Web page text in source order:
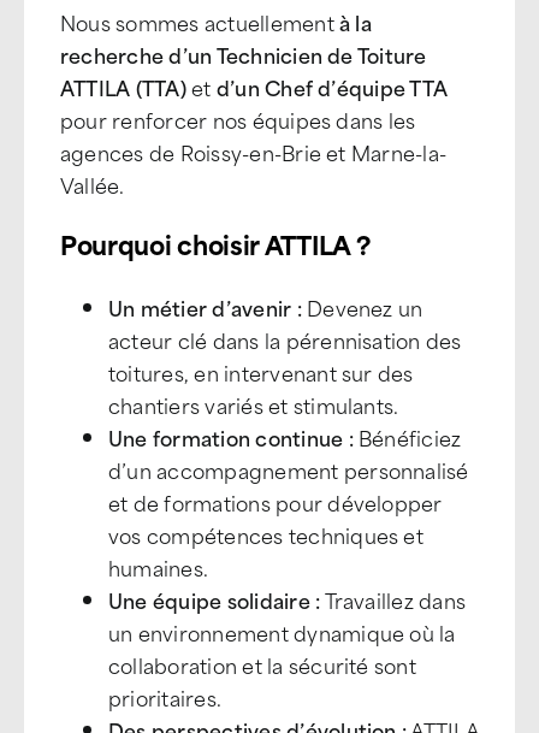
Nous sommes actuellementà la
recherche d’un Technicien de Toiture
ATTILA (TTA)etd’un Chef d’équipe TTA
pour renforcer nos équipes dans les
agences de Roissy-en-Brie et Marne-la-
Vallée.
Pourquoi choisir ATTILA ?
Un métier d’avenir :Devenez un
acteur clé dans la pérennisation des
toitures, en intervenant sur des
chantiers variés et stimulants.
Une formation continue :Bénéficiez
d’un accompagnement personnalisé
et de formations pour développer
vos compétences techniques et
humaines.
Une équipe solidaire :Travaillez dans
un environnement dynamique où la
collaboration et la sécurité sont
prioritaires.